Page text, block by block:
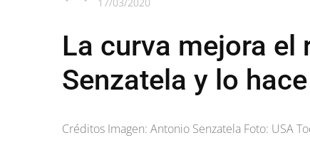
La curva mejora
Senzatela y lo
Créditos Imagen: Antonio Senzatela Foto: USA